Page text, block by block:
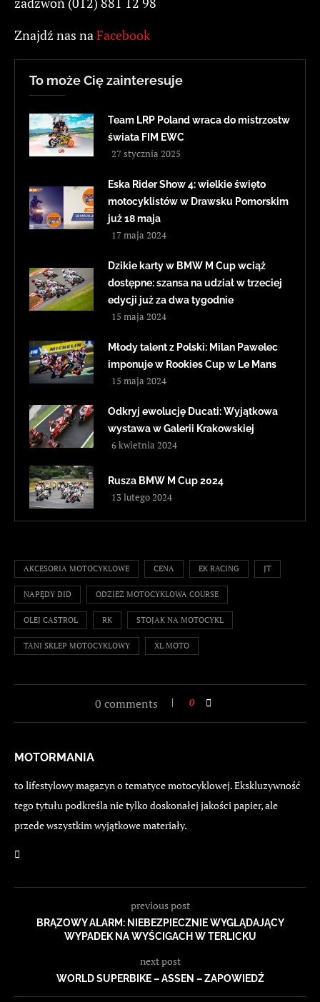
Znajdź nas na Facebook
To może Cię zainteresuje
Team LRP Poland wraca do mistrzostw
świata FIM EWC
27 stycznia 2025
Eska Rider Show 4: wielkie święto
motocyklistów w Drawsku Pomorskim
już 18 maja
17 maja 2024
Dzikie karty w BMW M Cup wciąż
dostępne: szansa na udział w trzeciej
edycji już za dwa tygodnie
15 maja 2024
Młody talent z Polski: Milan Pawelec
imponuje w Rookies Cup w Le Mans
15 maja 2024
Odkryj ewolucję Ducati: Wyjątkowa
wystawa w Galerii Krakowskiej
6 kwietnia 2024
Rusza BMW M Cup 2024
13 lutego 2024
AKCESORIA MOTOCYKLOWE CENA EK RACING JT
NAPĘDY DID ODZIEŻ MOTOCYKLOWA COURSE
OLEJ CASTROL RK STOJAK NA MOTOCYKL
TANI SKLEP MOTOCYKLOWY XL MOTO
0 comments 0
MOTORMANIA
to lifestylowy magazyn o tematyce motocyklowej. Ekskluzywność
tego tytułu podkreśla nie tylko doskonałej jakości papier, ale
przede wszystkim wyjątkowe materiały.
previous post
BRĄZOWY ALARM: NIEBEZPIECZNIE WYGLĄDAJĄCY
WYPADEK NA WYŚCIGACH W TERLICKU
next post
WORLD SUPERBIKE – ASSEN – ZAPOWIEDŹ